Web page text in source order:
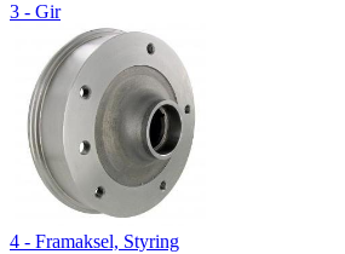
3 - Gir
4 - Framaksel, Styring